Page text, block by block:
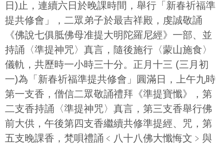
日)止，連續六日於晚課時間，舉行「新春祈福準
提共修會」，二眾弟子於最吉祥殿，虔誠敬誦
《佛說七俱胝佛母准提大明陀羅尼經》一部、並
持誦〈準提神咒〉真言，隨後施行〈蒙山施食〉
儀軌，共歷時一小時三十分。正月十三 (三月初
一)為「新春祈福準提共修會」圓滿日，上午九時
第一支香，僧信二眾敬誦禮拜《準提寶懺》，第
二支香持誦〈準提神咒〉真言，第三支香舉行佛
前大供，午後第四支香繼續共修準提經、咒，第
五支晚課香，梵唄禮誦﹤八十八佛大懺悔文﹥與